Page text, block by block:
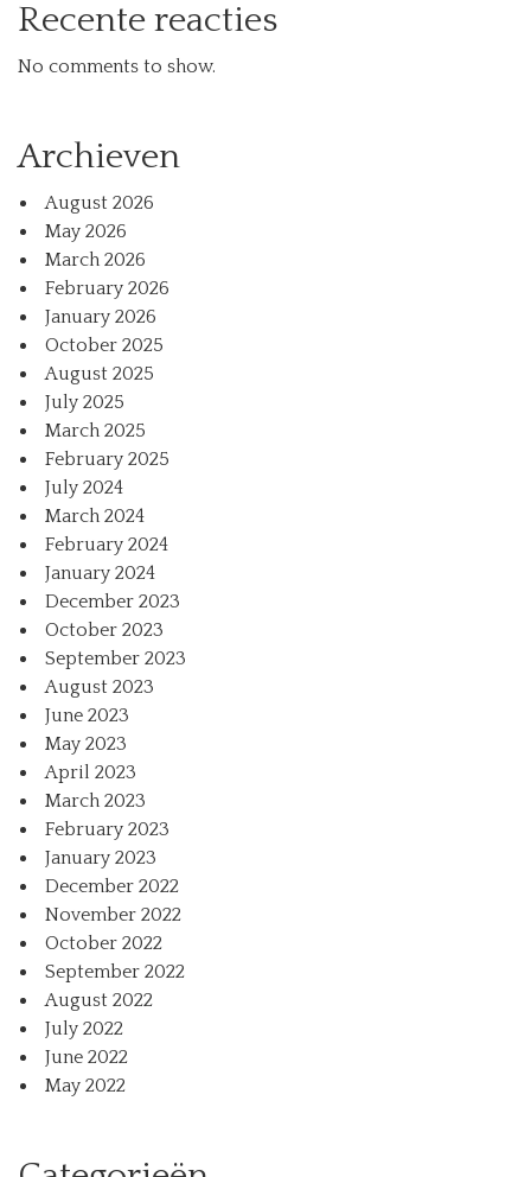
Recente reacties
No comments to show.
Archieven
August 2026
May 2026
March 2026
February 2026
January 2026
October 2025
August 2025
July 2025
March 2025
February 2025
July 2024
March 2024
February 2024
January 2024
December 2023
October 2023
September 2023
August 2023
June 2023
May 2023
April 2023
March 2023
February 2023
January 2023
December 2022
November 2022
October 2022
September 2022
August 2022
July 2022
June 2022
May 2022